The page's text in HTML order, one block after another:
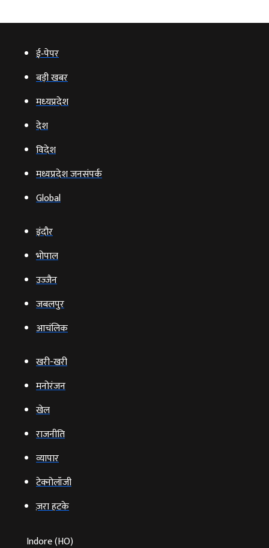
ई‑पेपर
बड़ी खबर
मध्‍यप्रदेश
देश
विदेश
मध्यप्रदेश जनसंपर्क
Global
इंदौर
भोपाल
उज्‍जैन
जबलपुर
आचंलिक
खरी-खरी
मनोरंजन
खेल
राजनीति
व्‍यापार
टेक्‍नोलॉजी
ज़रा हटके
Indore (HO)